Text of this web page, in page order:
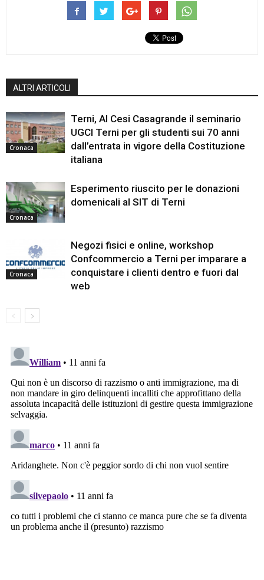
ALTRI ARTICOLI
Cronaca
Terni, Al Cesi Casagrande il seminario
UGCI Terni per gli studenti sui 70 anni
dall’entrata in vigore della Costituzione
italiana
Cronaca
Esperimento riuscito per le donazioni
domenicali al SIT di Terni
Cronaca
Negozi fisici e online, workshop
Confcommercio a Terni per imparare a
conquistare i clienti dentro e fuori dal
web